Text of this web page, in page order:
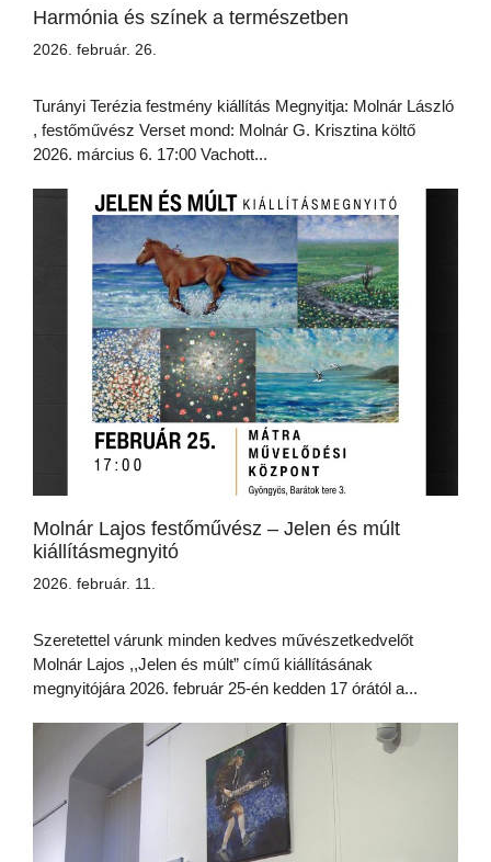
Harmónia és színek a természetben
2026. február. 26.
Turányi Terézia festmény kiállítás Megnyitja: Molnár László
, festőművész Verset mond: Molnár G. Krisztina költő
2026. március 6. 17:00 Vachott...
Molnár Lajos festőművész – Jelen és múlt
kiállításmegnyitó
2026. február. 11.
Szeretettel várunk minden kedves művészetkedvelőt
Molnár Lajos ,,Jelen és múlt” című kiállításának
megnyitójára 2026. február 25-én kedden 17 órától a...